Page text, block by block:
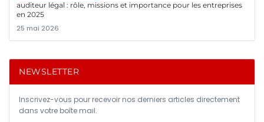
auditeur légal : rôle, missions et importance pour les entreprises
en 2025
25 mai 2026
NEWSLETTER
Inscrivez-vous pour recevoir nos derniers articles directement
dans votre boîte mail.